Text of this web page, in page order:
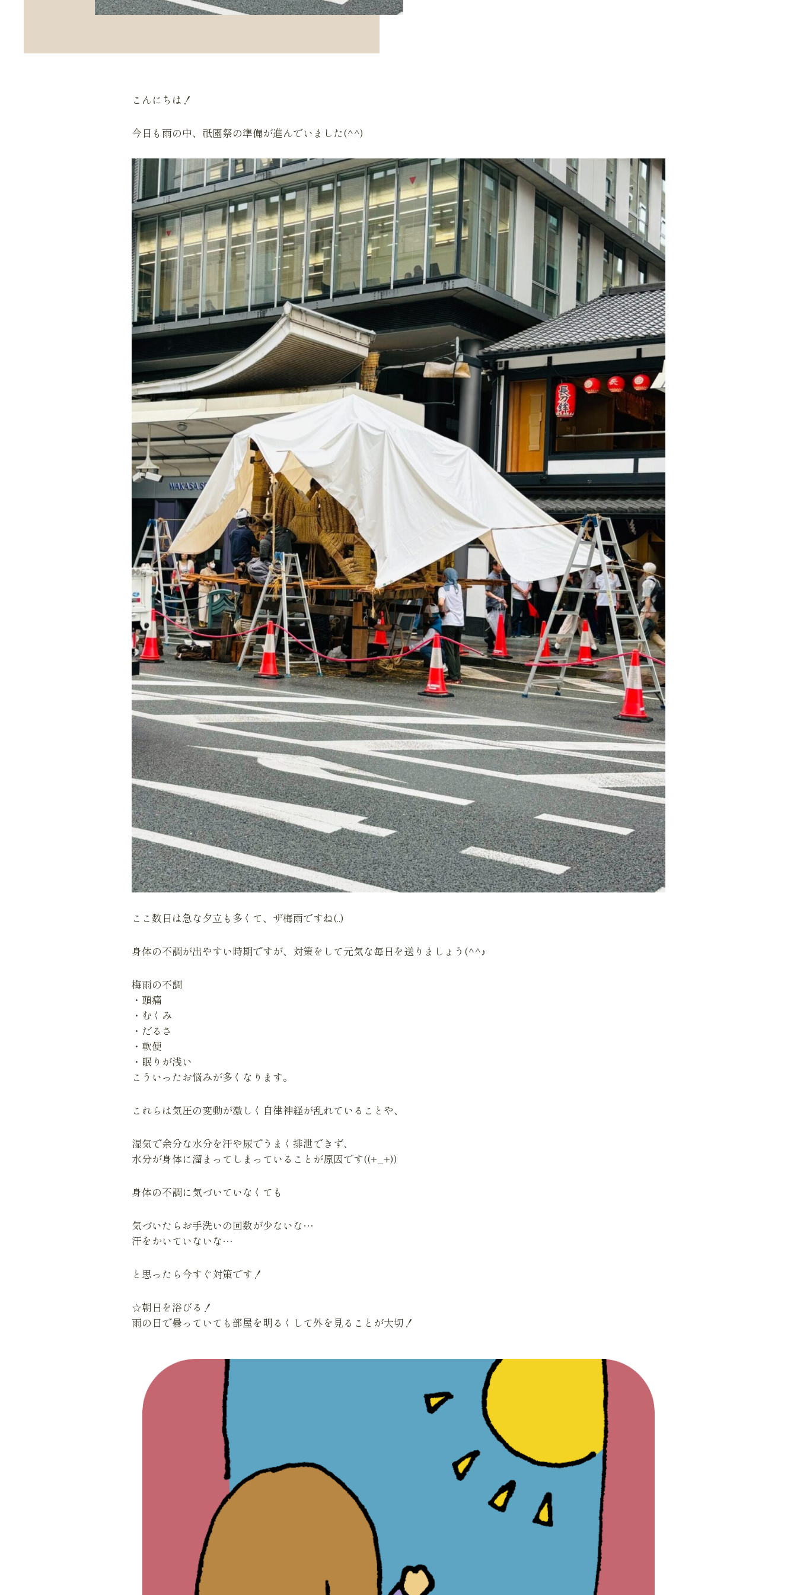
こんにちは！
今日も雨の中、祇園祭の準備が進んでいました(^^)
ここ数日は急な夕立も多くて、ザ梅雨ですね(..)
身体の不調が出やすい時期ですが、対策をして元気な毎日を送りましょう(^^♪
梅雨の不調
・頭痛
・むくみ
・だるさ
・軟便
・眠りが浅い
こういったお悩みが多くなります。
これらは気圧の変動が激しく自律神経が乱れていることや、
湿気で余分な水分を汗や尿でうまく排泄できず、
水分が身体に溜まってしまっていることが原因です((+_+))
身体の不調に気づいていなくても
気づいたらお手洗いの回数が少ないな…
汗をかいていないな…
と思ったら今すぐ対策です！
☆朝日を浴びる！
雨の日で曇っていても部屋を明るくして外を見ることが大切！